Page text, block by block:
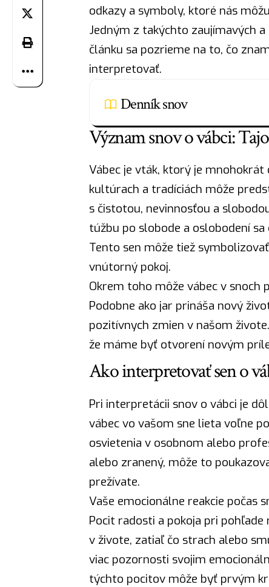
odkazy a symboly, ktoré nás
Jedným z takýchto zaujímavých
článku sa pozrieme na to, čo
interpretovať.
Denník snov
Význam snov o vábci:
Vábec je vták, ktorý je
kultúrach a tradíciách môže
s čistotou, nevinnosťou a
túžbu po slobode a oslobodení
Tento sen môže tiež
vnútorný pokoj.
Okrem toho môže vábec v snoch
Podobne ako jar prináša nový
pozitívnych zmien v našom
že máme byť otvorení novým
Ako interpretovať sen o
Pri interpretácii snov o vábci je
vábec vo vašom sne lieta voľne
osvietenia v osobnom alebo
alebo zranený, môže to
prežívate.
Vaše emocionálne reakcie počas
Pocit radosti a pokoja pri
v živote, zatiaľ čo strach alebo
viac pozornosti svojim
týchto pocitov môže byť prvým